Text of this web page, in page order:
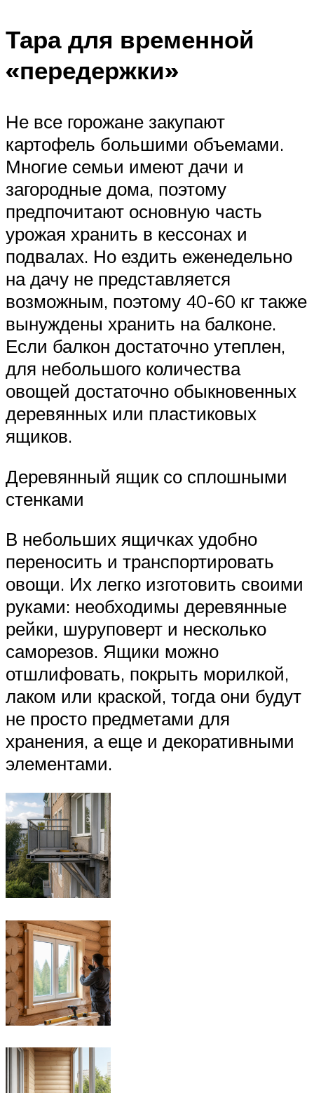
Тара для временной
«передержки»
Не все горожане закупают
картофель большими объемами.
Многие семьи имеют дачи и
загородные дома, поэтому
предпочитают основную часть
урожая хранить в кессонах и
подвалах. Но ездить еженедельно
на дачу не представляется
возможным, поэтому 40-60 кг также
вынуждены хранить на балконе.
Если балкон достаточно утеплен,
для небольшого количества
овощей достаточно обыкновенных
деревянных или пластиковых
ящиков.
Деревянный ящик со сплошными
стенками
В небольших ящичках удобно
переносить и транспортировать
овощи. Их легко изготовить своими
руками: необходимы деревянные
рейки, шуруповерт и несколько
саморезов. Ящики можно
отшлифовать, покрыть морилкой,
лаком или краской, тогда они будут
не просто предметами для
хранения, а еще и декоративными
элементами.